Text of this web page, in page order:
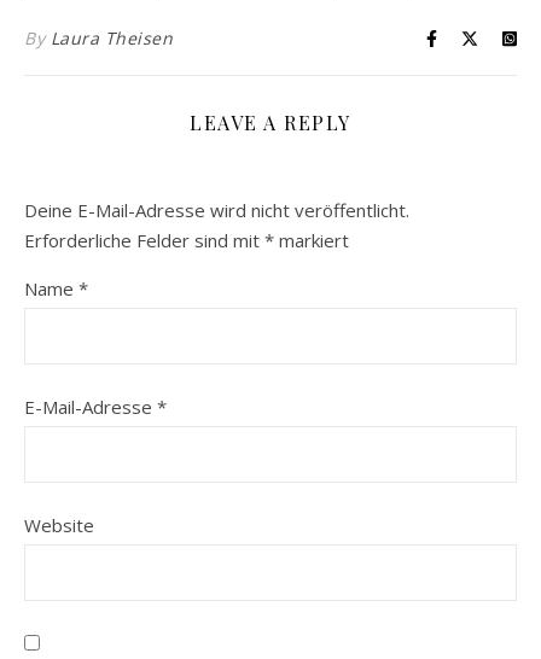
By Laura Theisen
LEAVE A REPLY
Deine E-Mail-Adresse wird nicht veröffentlicht.
Erforderliche Felder sind mit * markiert
Name *
E-Mail-Adresse *
Website